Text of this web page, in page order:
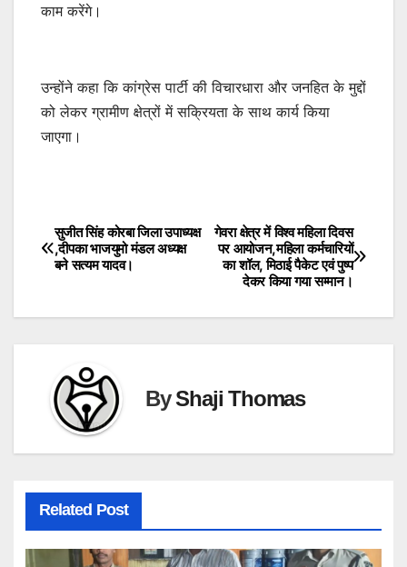
काम करेंगे।
उन्होंने कहा कि कांग्रेस पार्टी की विचारधारा और जनहित के मुद्दों
को लेकर ग्रामीण क्षेत्रों में सक्रियता के साथ कार्य किया
जाएगा।
Post
navigation
गेवरा क्षेत्र में विश्व महिला दिवस
पर आयोजन,महिला कर्मचारियों
का शॉल, मिठाई पैकेट एवं पुष्प
देकर किया गया सम्मान।
सुजीत सिंह कोरबा जिला उपाध्यक्ष
,दीपका भाजयुमो मंडल अध्यक्ष
बने सत्यम यादव।
ByShaji Thomas
Related Post